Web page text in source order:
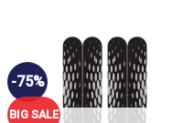
-75%
BIG SALE